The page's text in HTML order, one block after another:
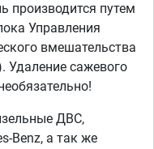
производится путем
Управления
вмешательства
Удаление сажевого
ДВС,
Benz, а так же